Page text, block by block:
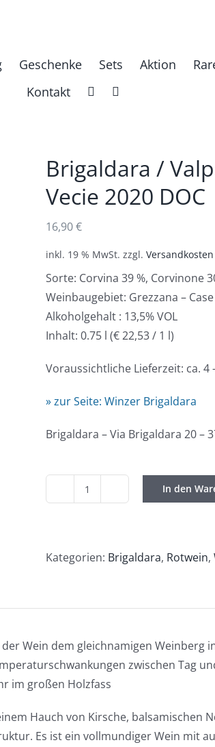
Geschenke Sets Aktion
Kontakt
Brigaldara /
Vecie 2020 DOC
16,90€
inkl. 19 % MwSt. zzgl. Versandkosten
Sorte: Corvina 39 %, Corvinone
Weinbaugebiet: Grezzana –
Alkoholgehalt : 13,5% VOL
Inhalt: 0.75 l (€ 22,53 / 1 l)
Voraussichtliche Lieferzeit: ca. 4
» zur Seite: Winzer Brigaldara
Brigaldara – Via Brigaldara 20 –
Brigaldara
Superiore
2020
Menge
In den
Kategorien: Brigaldara, Rotwein,
Wein dem gleichnamigen Weinberg
zwischen Tag
im großen Holzfass
Hauch von Kirsche, balsamischen
Es ist ein vollmundiger Wein mit